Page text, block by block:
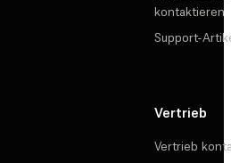
kontaktieren
Support-
Vertrieb
Vertrieb